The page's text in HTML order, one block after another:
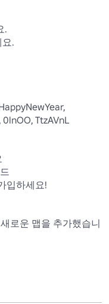
.
.
TtzAVnL
입하세요!
로운 맵을 추가했습니